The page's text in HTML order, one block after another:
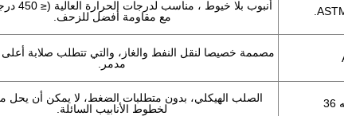
أنبوب بلا
مع مقاومة أفضل للزحف.
مصممة خصيصا لنقل النفط والغاز، والتي تتطلب صلابة أعلى
مدمر.
لخطوط الأنابيب السائلة.